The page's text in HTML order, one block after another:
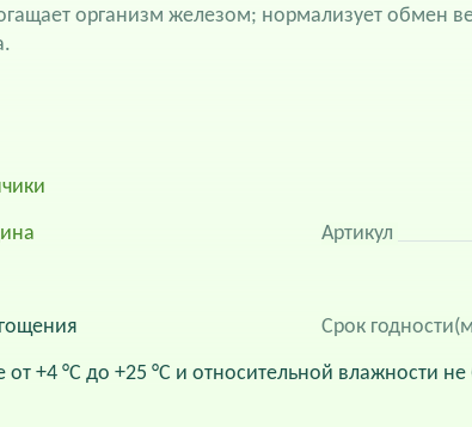
организм железом; нормализует обмен
Артикул
Срок
от +4 °С до +25 °С и относительной влажности